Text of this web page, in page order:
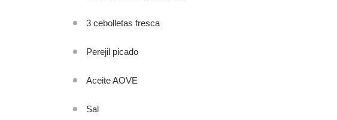
3 cebolletas fresca
Perejil picado
Aceite AOVE
Sal